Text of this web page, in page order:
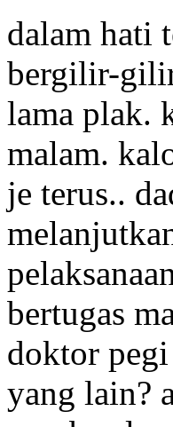
dalam hati
bergilir-
lama plak.
malam.
je terus..
bertugas
doktor
yang lain?